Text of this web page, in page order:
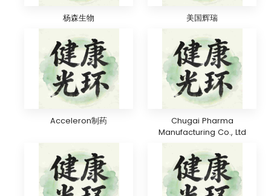
杨森生物 美国辉瑞
Acceleron制药
Chugai Pharma
Manufacturing Co., Ltd